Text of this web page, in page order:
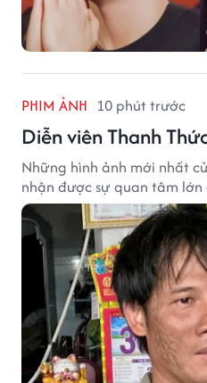
PHIM ẢNH 10 phút trước
Diễn viên Thanh
Những hình ảnh mới nhất
nhận được sự quan tâm